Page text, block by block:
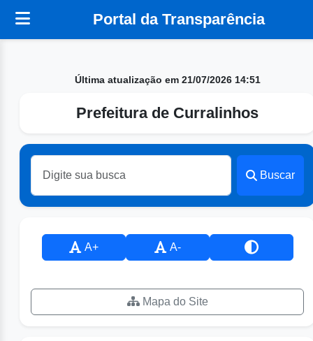
Portal da Transparência
Última atualização em 21/07/2026 14:51
Prefeitura de Curralinhos
Buscar
A+ A-
Mapa do Site